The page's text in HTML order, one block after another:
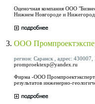
Оценочная компания ООО
Нижнем Новгороде и
3. ООО
регион: Саранск , адрес:
promproektexp@yandex.ru
Фирма -ООО Промпроектэксперт-
результатов инженерно-